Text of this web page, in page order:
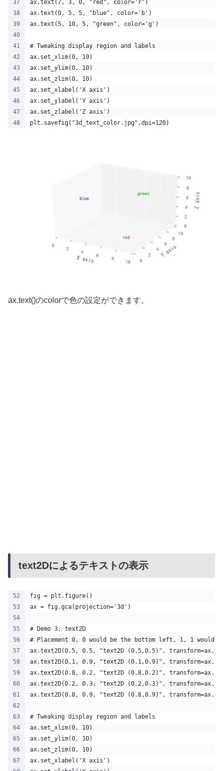
ax.text(7, 3, 0, "red", color='r')
ax.text(0, 5, 5, "blue", color='b')
ax.text(5, 10, 5, "green", color='g')
# Tweaking display region and labels
ax.set_xlim(0, 10)
ax.set_ylim(0, 10)
ax.set_zlim(0, 10)
ax.set_xlabel('X axis')
ax.set_ylabel('Y axis')
ax.set_zlabel('Z axis')
plt.savefig("3d_text_color.jpg",dpi=120)
ax.text()のcolorで色の設定ができます。
text2Dによるテキストの表示
fig = plt.figure()
ax = fig.gca(projection='3d')
# Demo 3: text2D
# Placement 0, 0 would be the bottom left, 1, 1 would
ax.text2D(0.5, 0.5, "text2D (0.5,0.5)",
ax.text2D(0.1, 0.9, "text2D (0.1,0.9)",
ax.text2D(0.8, 0.2, "text2D (0.8,0.2)",
ax.text2D(0.2, 0.3, "text2D (0.2,0.3)",
ax.text2D(0.8, 0.9, "text2D (0.8,0.9)",
# Tweaking display region and labels
ax.set_xlim(0, 10)
ax.set_ylim(0, 10)
ax.set_zlim(0, 10)
ax.set_xlabel('X axis')